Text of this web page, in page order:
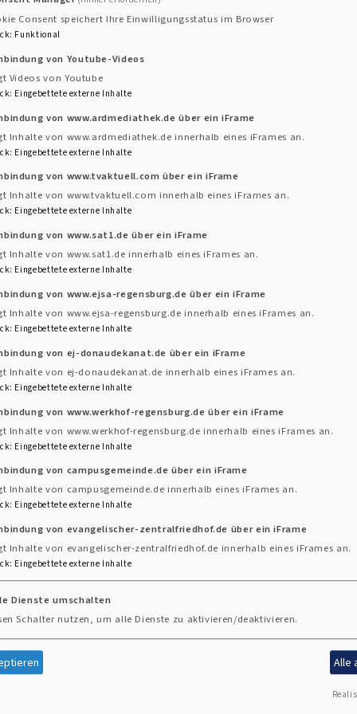
Christuskirche
welcher Gemeinde Sie angehören?
Bayern können Sie schnell die Gemeinde
im unteren Bereich dieser Seite nutzen.
von
und
+
−
Consent speichert Ihre Einwilligungsstatus im Browser
: Funktional
von Youtube-Videos
Videos von Youtube
: Eingebettete externe Inhalte
von www.ardmediathek.de über ein iFrame
Inhalte von www.ardmediathek.de innerhalb eines iFrames an.
: Eingebettete externe Inhalte
von www.tvaktuell.com über ein iFrame
Inhalte von www.tvaktuell.com innerhalb eines iFrames an.
: Eingebettete externe Inhalte
von www.sat1.de über ein iFrame
Inhalte von www.sat1.de innerhalb eines iFrames an.
: Eingebettete externe Inhalte
von www.ejsa-regensburg.de über ein iFrame
Inhalte von www.ejsa-regensburg.de innerhalb eines iFrames an.
: Eingebettete externe Inhalte
von ej-donaudekanat.de über ein iFrame
Inhalte von ej-donaudekanat.de innerhalb eines iFrames an.
: Eingebettete externe Inhalte
von www.werkhof-regensburg.de über ein iFrame
Inhalte von www.werkhof-regensburg.de innerhalb eines iFrames an.
: Eingebettete externe Inhalte
von campusgemeinde.de über ein iFrame
Inhalte von campusgemeinde.de innerhalb eines iFrames an.
: Eingebettete externe Inhalte
von evangelischer-zentralfriedhof.de über ein iFrame
Inhalte von evangelischer-zentralfriedhof.de innerhalb eines iFrames an.
: Eingebettete externe Inhalte
Dienste umschalten
Schalter nutzen, um alle Dienste zu aktivieren/deaktivieren.
Alle